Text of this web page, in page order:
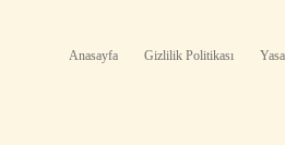
Anasayfa Gizlilik Politikası